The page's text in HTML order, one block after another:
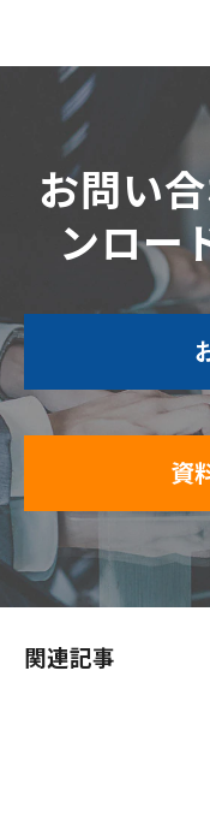
お問い
ンロー
資
関連記事